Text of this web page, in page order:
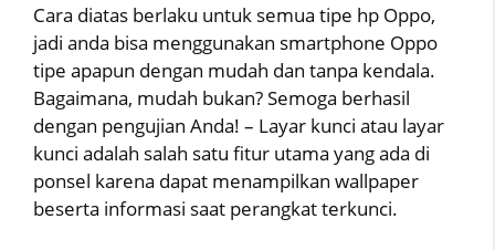
Cara diatas berlaku untuk semua tipe hp Oppo,
jadi anda bisa menggunakan smartphone Oppo
tipe apapun dengan mudah dan tanpa kendala.
Bagaimana, mudah bukan? Semoga berhasil
dengan pengujian Anda! – Layar kunci atau layar
kunci adalah salah satu fitur utama yang ada di
ponsel karena dapat menampilkan wallpaper
beserta informasi saat perangkat terkunci.